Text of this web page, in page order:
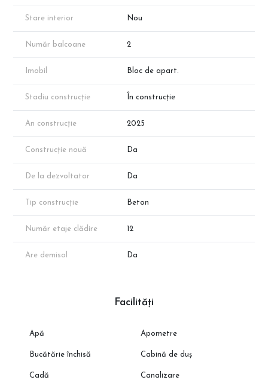
Stare interior Nou
Număr balcoane 2
Imobil Bloc de apart.
Stadiu construcție În construcție
An construcție 2025
Construcție nouă Da
De la dezvoltator Da
Tip construcție Beton
Număr etaje clădire 12
Are demisol Da
Facilități
Apă Apometre
Bucătărie închisă Cabină de duș
Cadă Canalizare